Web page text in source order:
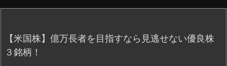
【米国株】億万長者を目指すなら見逃せない優良株
３銘柄！